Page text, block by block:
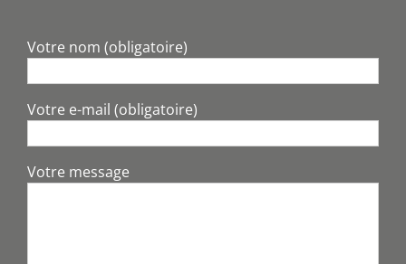
Votre nom (obligatoire)
Votre e-mail (obligatoire)
Votre message